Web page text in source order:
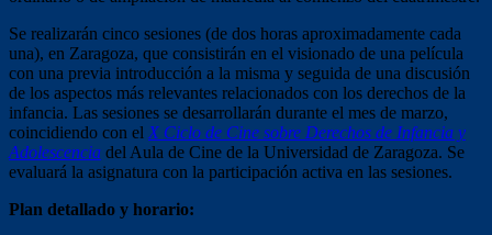
Se realizarán cinco sesiones (de dos horas aproximadamente cada
una), en Zaragoza, que consistirán en el visionado de una película
con una previa introducción a la misma y seguida de una discusión
de los aspectos más relevantes relacionados con los derechos de la
infancia. Las sesiones se desarrollarán durante el mes de marzo,
coincidiendo con el X Ciclo de Cine sobre Derechos de Infancia y
Adolescencia del Aula de Cine de la Universidad de Zaragoza. Se
evaluará la asignatura con la participación activa en las sesiones.
Plan detallado y horario: